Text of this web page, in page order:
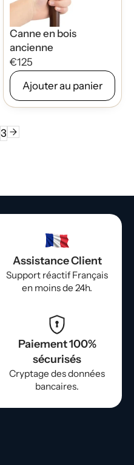
Canne en bois
ancienne
€125
Ajouter au panier
3
Assistance Client
Support réactif Français
en moins de 24h.
Paiement 100%
sécurisés
Cryptage des données
bancaires.